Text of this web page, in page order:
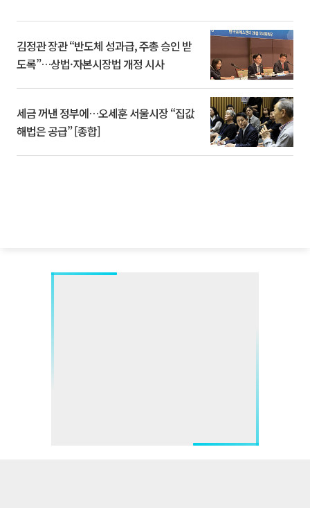
김정관 장관 “반도체 성과급, 주총 승인 받
도록”…상법·자본시장법 개정 시사
세금 꺼낸 정부에…오세훈 서울시장 “집값
해법은 공급” [종합]